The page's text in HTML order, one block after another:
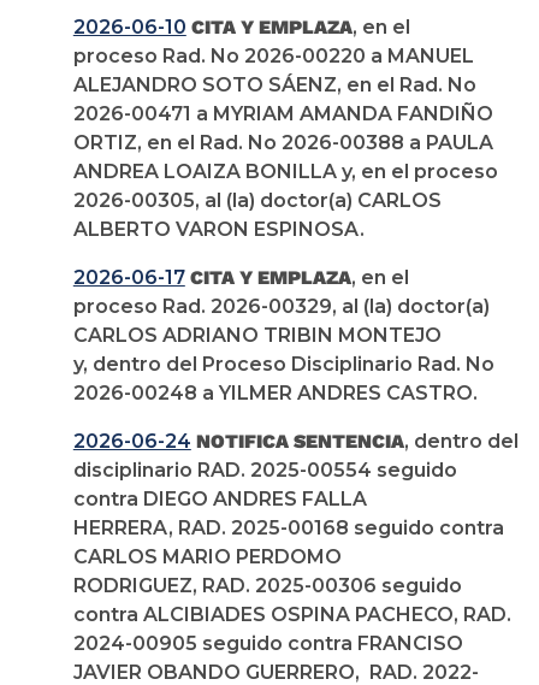
2026-06-10 CITA Y EMPLAZA, en el
proceso Rad. No 2026-00220 a MANUEL
ALEJANDRO SOTO SÁENZ, en el Rad. No
2026-00471 a MYRIAM AMANDA FANDIÑO
ORTIZ, en el Rad. No 2026-00388 a PAULA
ANDREA LOAIZA BONILLA y, en el proceso
2026-00305, al (la) doctor(a) CARLOS
ALBERTO VARON ESPINOSA.
2026-06-17 CITA Y EMPLAZA, en el
proceso Rad. 2026-00329, al (la) doctor(a)
CARLOS ADRIANO TRIBIN MONTEJO
y, dentro del Proceso Disciplinario Rad. No
2026-00248 a YILMER ANDRES CASTRO.
2026-06-24 NOTIFICA SENTENCIA, dentro del
disciplinario RAD. 2025-00554 seguido
contra DIEGO ANDRES FALLA
HERRERA, RAD. 2025-00168 seguido contra
CARLOS MARIO PERDOMO
RODRIGUEZ, RAD. 2025-00306 seguido
contra ALCIBIADES OSPINA PACHECO, RAD.
2024-00905 seguido contra FRANCISO
JAVIER OBANDO GUERRERO, RAD. 2022-